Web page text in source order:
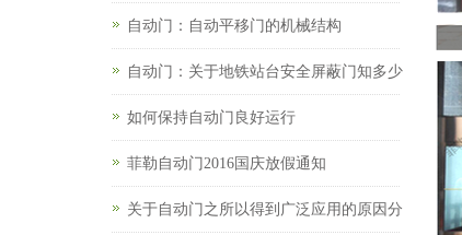
自动门：自动平移门的机械结构
自动门：关于地铁站台安全屏蔽门知多少
如何保持自动门良好运行
菲勒自动门2016国庆放假通知
关于自动门之所以得到广泛应用的原因分